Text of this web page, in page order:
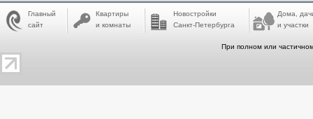
Главный
сайт
Квартиры
и комнаты
Новостройки
Санкт-Петербурга
Дома,
и участки
При полном или